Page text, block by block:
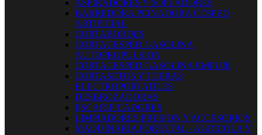
ASPIRADORES Y SOPLADORES
BARREDORA PEINADORA CESPED
ARTIFICIAL
CORTABORDES
CORTACESPED GASOLINA
AUTOPROPULSION
CORTACESPED GASOLINA EMPUJE
CORTASETOS Y TIJERAS
ELECTROPORTATILES
DESBROZADORAS
ESCARIFICADORES
LIMPIADORES PRESION Y ACCESORIOS
MAQUINARIA FORESTAL - AGRICOLA Y